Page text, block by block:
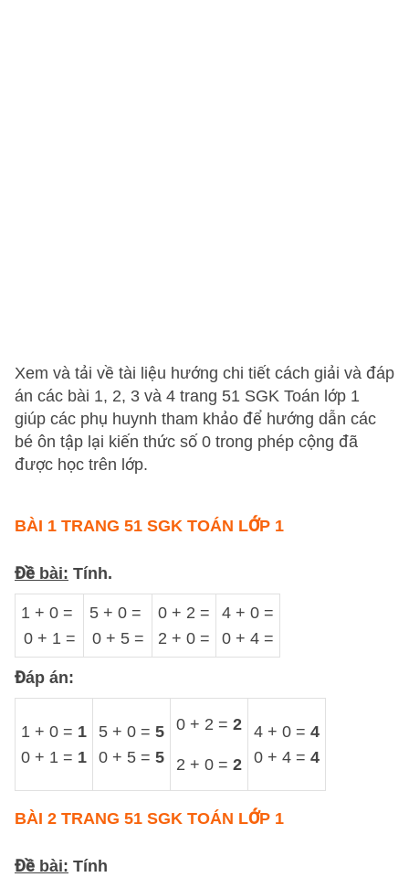
Xem và tải về tài liệu hướng chi tiết cách giải và đáp
án các bài 1, 2, 3 và 4 trang 51 SGK Toán lớp 1
giúp các phụ huynh tham khảo để hướng dẫn các
bé ôn tập lại kiến thức số 0 trong phép cộng đã
được học trên lớp.
BÀI 1 TRANG 51 SGK TOÁN LỚP 1
Đề bài: Tính.
1 + 0 =
0 + 1 =
5 + 0 =
0 + 5 =
0 + 2 =
2 + 0 =
4 + 0 =
0 + 4 =
Đáp án:
1 + 0 = 1
0 + 1 = 1
5 + 0 = 5
0 + 5 = 5
0 + 2 = 2
2 + 0 = 2
4 + 0 = 4
0 + 4 = 4
BÀI 2 TRANG 51 SGK TOÁN LỚP 1
Đề bài: Tính